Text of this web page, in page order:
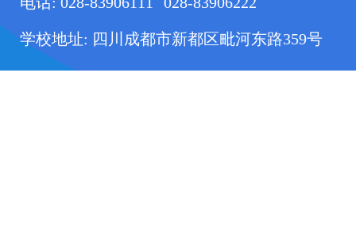
学校地址: 四川成都市新都区毗河东路359号